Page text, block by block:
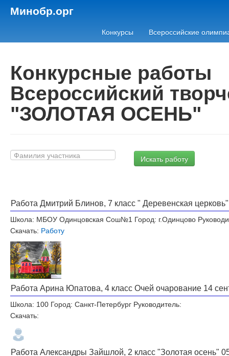
Минобр.орг
Конкурсы Всероссийские
Конкурсные работы
Всероссийский
"ЗОЛОТАЯ ОСЕНЬ"
Работа Дмитрий Блинов, 7 класс " Деревенская
Школа: МБОУ Одинцовская Сош№1 Город: г.Одинцово
Скачать: Работу
Работа Арина Юпатова, 4 класс Очей очарование 14
Школа: 100 Город: Санкт-Петербург Руководитель:
Скачать:
Работа Александры Зайшлой, 2 класс "Золотая осень"